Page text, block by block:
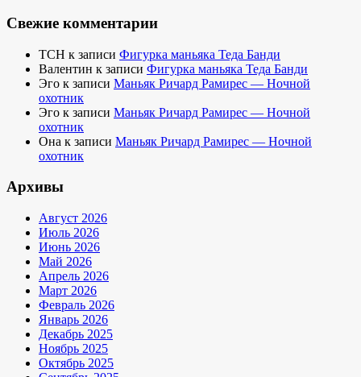
Свежие комментарии
TCH к записи Фигурка маньяка Теда Банди
Валентин к записи Фигурка маньяка Теда Банди
Эго к записи Маньяк Ричард Рамирес — Ночной
охотник
Эго к записи Маньяк Ричард Рамирес — Ночной
охотник
Она к записи Маньяк Ричард Рамирес — Ночной
охотник
Архивы
Август 2026
Июль 2026
Июнь 2026
Май 2026
Апрель 2026
Март 2026
Февраль 2026
Январь 2026
Декабрь 2025
Ноябрь 2025
Октябрь 2025